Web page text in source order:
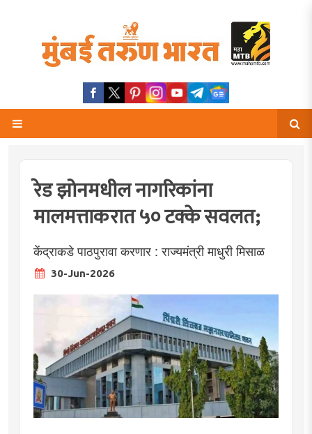
रेड झोनमधील नागरिकांना
मालमत्ताकरात ५० टक्के सवलत;
केंद्राकडे पाठपुरावा करणार : राज्यमंत्री माधुरी मिसाळ
30-Jun-2026